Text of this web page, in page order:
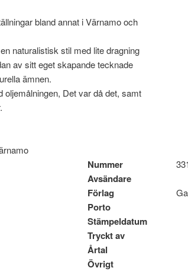
bland annat i Värnamo och
naturalistisk stil med lite dragning
av sitt eget skapande tecknade
ämnen.
Det var då det, samt
Nummer
Avsändare
Förlag
Porto
Stämpeldatum
Tryckt av
Årtal
Övrigt